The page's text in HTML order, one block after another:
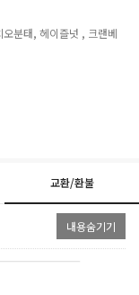
분태, 헤이즐넛 , 크랜베
교환/환불
내용숨기기